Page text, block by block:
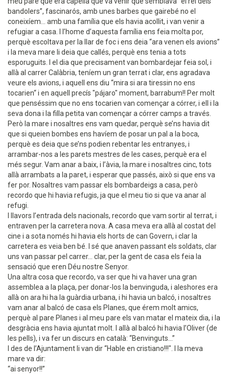
bandolers”, fascinarós, amb unes barbes que gairebé no el
coneixíem... amb una família que els havia acollit, i van venir a
refugiar a casa. I l’home d’aquesta família ens feia molta por,
perquè escoltava per la llar de foc i ens deia “ara venen els avions”
i la meva mare li deia que callés, perquè ens tenia a tots
esporuguits. I el dia que precisament van bombardejar feia sol, i
allà al carrer Calàbria, teníem un gran terrat i clar, ens agradava
veure els avions, i aquell ens diu “mira si ara tiressin no ens
tocarien“ i en aquell precís "pájaro" moment, barrabum!! Per molt
que penséssim que no ens tocarien van començar a córrer, i ell i la
seva dona i la filla petita van començar a córrer camps a través.
Però la mare i nosaltres ens vam quedar, perquè se’ns havia dit
que si queien bombes ens havíem de posar un pal a la boca,
perquè es deia que se’ns podien rebentar les entranyes, i
arrambar-nos a les parets mestres de les cases, perquè era el
més segur. Vam anar a baix, i l’àvia, la mare i nosaltres cinc, tots
allà arrambats a la paret, i esperar que passés, això si que ens va
fer por. Nosaltres vam passar els bombardeigs a casa, però
recordo que hi havia refugis, ja que el meu tio si que va anar al
refugi.
I llavors l’entrada dels nacionals, recordo que vam sortir al terrat, i
entraven per la carretera nova. A casa meva era allà al costat del
cine i a sota només hi havia els horts de can Govern, i clar la
carretera es veia ben bé. I sé que anaven passant els soldats, clar
uns van passar pel carrer... clar, per la gent de casa els feia la
sensació que eren Déu nostre Senyor.
Una altra cosa que recordo, va ser que hi va haver una gran
assemblea a la plaça, per donar-los la benvinguda, i aleshores era
allà on ara hi ha la guàrdia urbana, i hi havia un balcó, i nosaltres
vam anar al balcó de casa els Planes, que érem molt amics,
perquè al pare Planes i al meu pare els van matar el mateix dia, i la
desgràcia ens havia ajuntat molt. I allà al balcó hi havia l’Oliver (de
les pells), i va fer un discurs en català: “Benvinguts...”
I des de l’Ajuntament li van dir “Hable en cristiano!!!". I la meva
mare va dir:
“ai senyor!!”